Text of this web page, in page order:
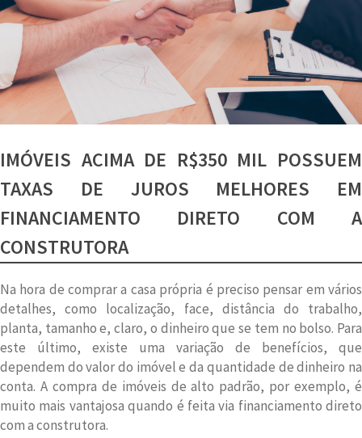
IMÓVEIS ACIMA DE R$350 MIL POSSUEM
TAXAS DE JUROS MELHORES EM
FINANCIAMENTO DIRETO COM A
CONSTRUTORA
Na hora de comprar a casa própria é preciso pensar em vários
detalhes, como localização, face, distância do trabalho,
planta, tamanho e, claro, o dinheiro que se tem no bolso. Para
este último, existe uma variação de benefícios, que
dependem do valor do imóvel e da quantidade de dinheiro na
conta. A compra de imóveis de alto padrão, por exemplo, é
muito mais vantajosa quando é feita via financiamento direto
com a construtora.